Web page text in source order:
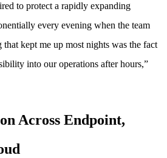
to protect a rapidly expanding
every evening when the team
kept me up most nights was the fact
into our operations after hours,”
Across Endpoint,